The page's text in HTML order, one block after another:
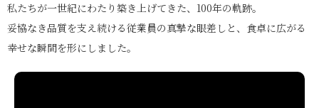
私たちが一世紀にわたり築き上げてきた、100年の軌跡。
妥協なき品質を支え続ける従業員の真摯な眼差しと、食卓に広がる
幸せな瞬間を形にしました。